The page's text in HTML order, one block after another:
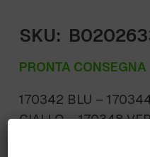
SKU:
PRONTA CONSEGNA
170342 BLU –
GIALLO – 170348